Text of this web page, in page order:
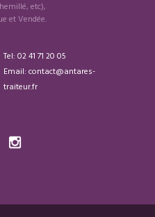
etc),
et Vendée.
Tel: 02 41 71 20 05
Email: contact@antares-
traiteur.fr